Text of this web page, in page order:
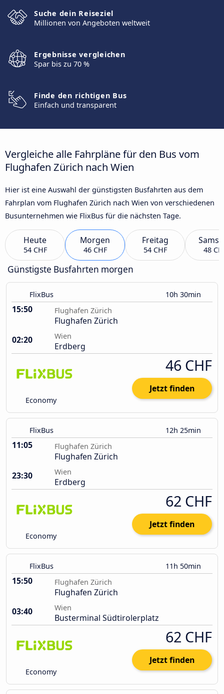
Suche dein Reiseziel
Millionen von Angeboten weltweit
Ergebnisse vergleichen
Spar bis zu 70 %
Finde den richtigen Bus
Einfach und transparent
Vergleiche alle Fahrpläne für den Bus vom
Flughafen Zürich nach Wien
Hier ist eine Auswahl der günstigsten Busfahrten aus dem
Fahrplan vom Flughafen Zürich nach Wien von verschiedenen
Busunternehmen wie FlixBus für die nächsten Tage.
Heute
54 CHF
Morgen
46 CHF
Freitag
54 CHF 48
Günstigste Busfahrten morgen
FlixBus 10h 30min
15:50 Flughafen Zürich
Flughafen Zürich
02:20
Wien
Erdberg
Economy
46 CHF
Jetzt finden
FlixBus 12h 25min
11:05 Flughafen Zürich
Flughafen Zürich
23:30
Wien
Erdberg
Economy
62 CHF
Jetzt finden
FlixBus 11h 50min
15:50 Flughafen Zürich
Flughafen Zürich
03:40
Wien
Busterminal Südtirolerplatz
Economy
62 CHF
Jetzt finden